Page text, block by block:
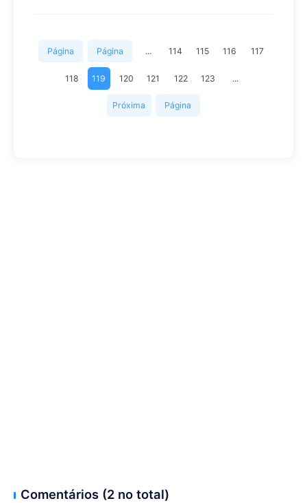
Página
inicial
Página
anterior
... 114 115 116 117
118 119 120 121 122 123 ...
Próxima Página
Comentários (2 no total)